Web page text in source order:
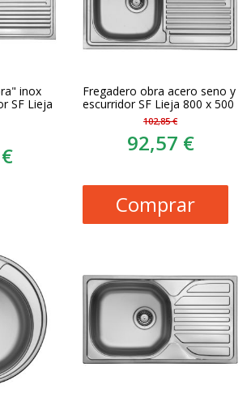
inox
SF Lieja
Fregadero obra acero seno y
escurridor SF Lieja 800 x 500
102,85 €
92,57 €
Comprar